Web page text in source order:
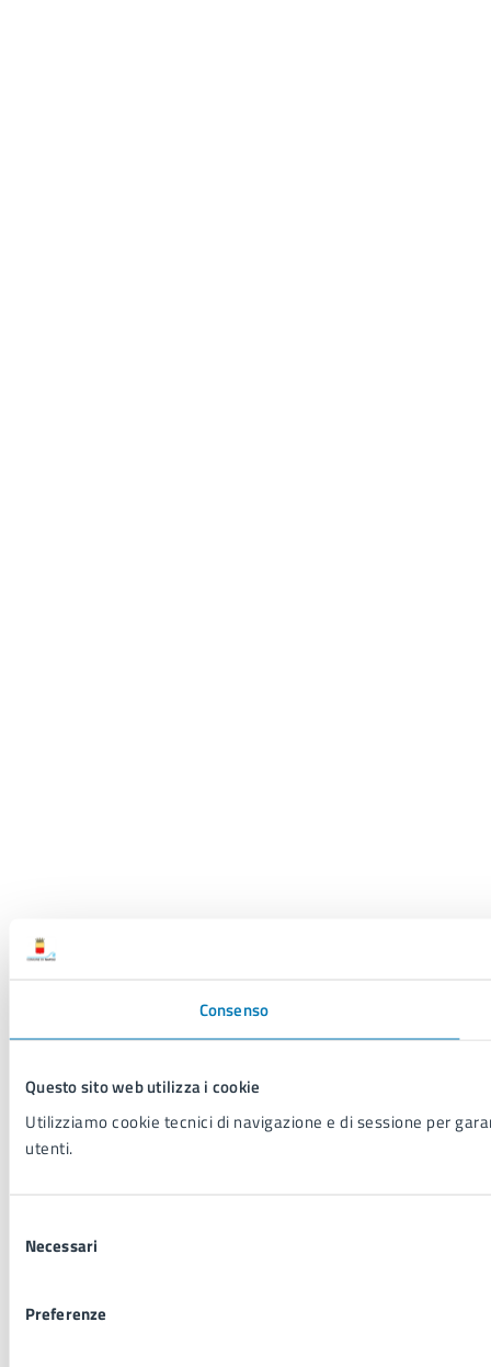
Consenso
Questo sito web utilizza i cookie
Utilizziamo cookie tecnici di navigazione e di sessione per
utenti.
delNecessari
Preferenze